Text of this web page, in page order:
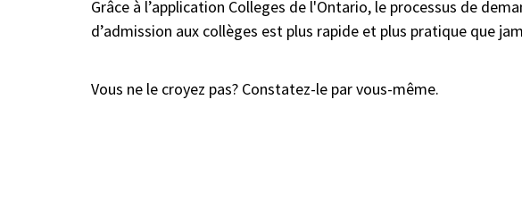
Grâce à l’application Colleges de l'Ontario, le processus de
d’admission aux collèges est plus rapide et plus pratique que
Vous ne le croyez pas? Constatez-le par vous-même.